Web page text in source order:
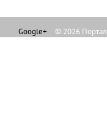
Google+ © 2026